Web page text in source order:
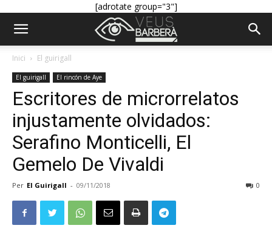
[adrotate group="3"]
Inici El guirigall
El guirigall El rincón de Aye
Escritores de microrrelatos
injustamente olvidados:
Serafino Monticelli, El
Gemelo De Vivaldi
Per El Guirigall - 09/11/2018 0